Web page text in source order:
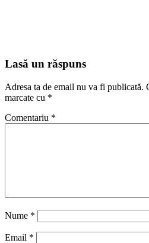
Lasă un răspuns
Adresa ta de email nu va fi publicată.
marcate cu *
Comentariu *
Nume *
Email *